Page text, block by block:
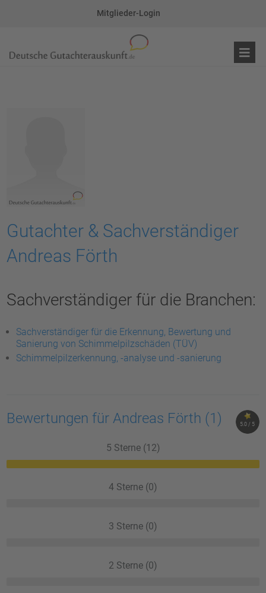
Mitglieder-Login
Gutachter & Sachverständiger
Andreas Förth
Sachverständiger für die Branchen:
Sachverständiger für die Erkennung, Bewertung und
Sanierung von Schimmelpilzschäden (TÜV)
Schimmelpilzerkennung, -analyse und -sanierung
5.0 / 5
Bewertungen für Andreas Förth (1)
5 Sterne (12)
4 Sterne (0)
3 Sterne (0)
2 Sterne (0)